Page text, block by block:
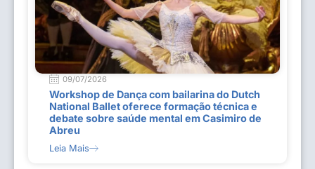
09/07/2026
Workshop de Dança com bailarina do Dutch
National Ballet oferece formação técnica e
debate sobre saúde mental em Casimiro de
Abreu
Leia Mais